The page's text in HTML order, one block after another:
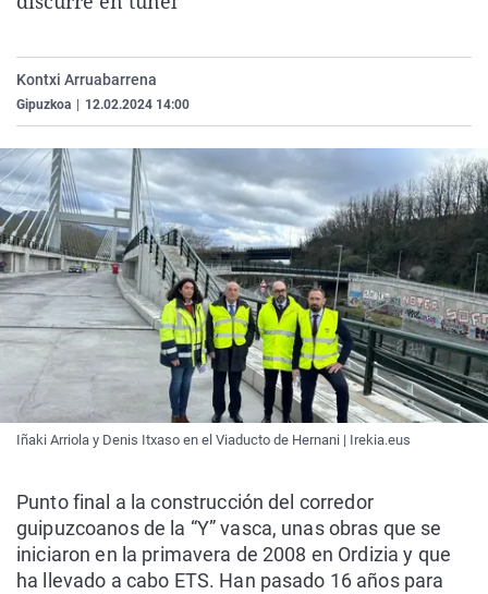
Gente viajera
Retornados
Operación Viuda
Galicia
Navarra
Televisión
Kontxi Arruabarrena
Gipuzkoa 12.02.2024 14:00
Iñaki Arriola y Denis Itxaso en el Viaducto de Hernani | Irekia.eus
Punto final a la construcción del corredor
guipuzcoanos de la “Y” vasca, unas obras que se
iniciaron en la primavera de 2008 en Ordizia y que
ha llevado a cabo ETS. Han pasado 16 años para